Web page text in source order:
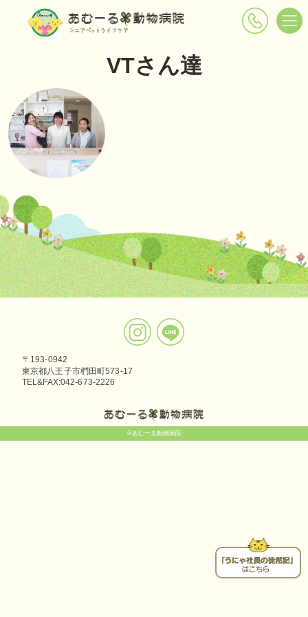
VTさん達
〒193-0942
東京都八王子市椚田町573-17
TEL&FAX:042-673-2226
©あむーる動物病院